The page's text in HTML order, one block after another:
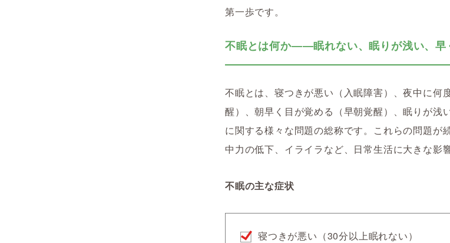
第一歩です。
不眠とは何か――眠れない、眠りが浅い、早
不眠とは、寝つきが悪い（入眠障害）、夜中に何
醒）、朝早く目が覚める（早朝覚醒）、眠りが浅
に関する様々な問題の総称です。これらの問題が
中力の低下、イライラなど、日常生活に大きな影
不眠の主な症状
寝つきが悪い（30分以上眠れない）